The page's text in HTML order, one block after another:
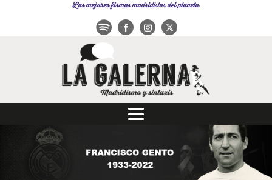
Las mejores firmas madridistas del planeta